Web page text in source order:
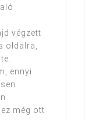
végzett
oldalra,
ennyi
még ott